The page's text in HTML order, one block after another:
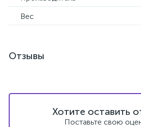
Вес
Отзывы
Хотите оставить
Поставьте свою